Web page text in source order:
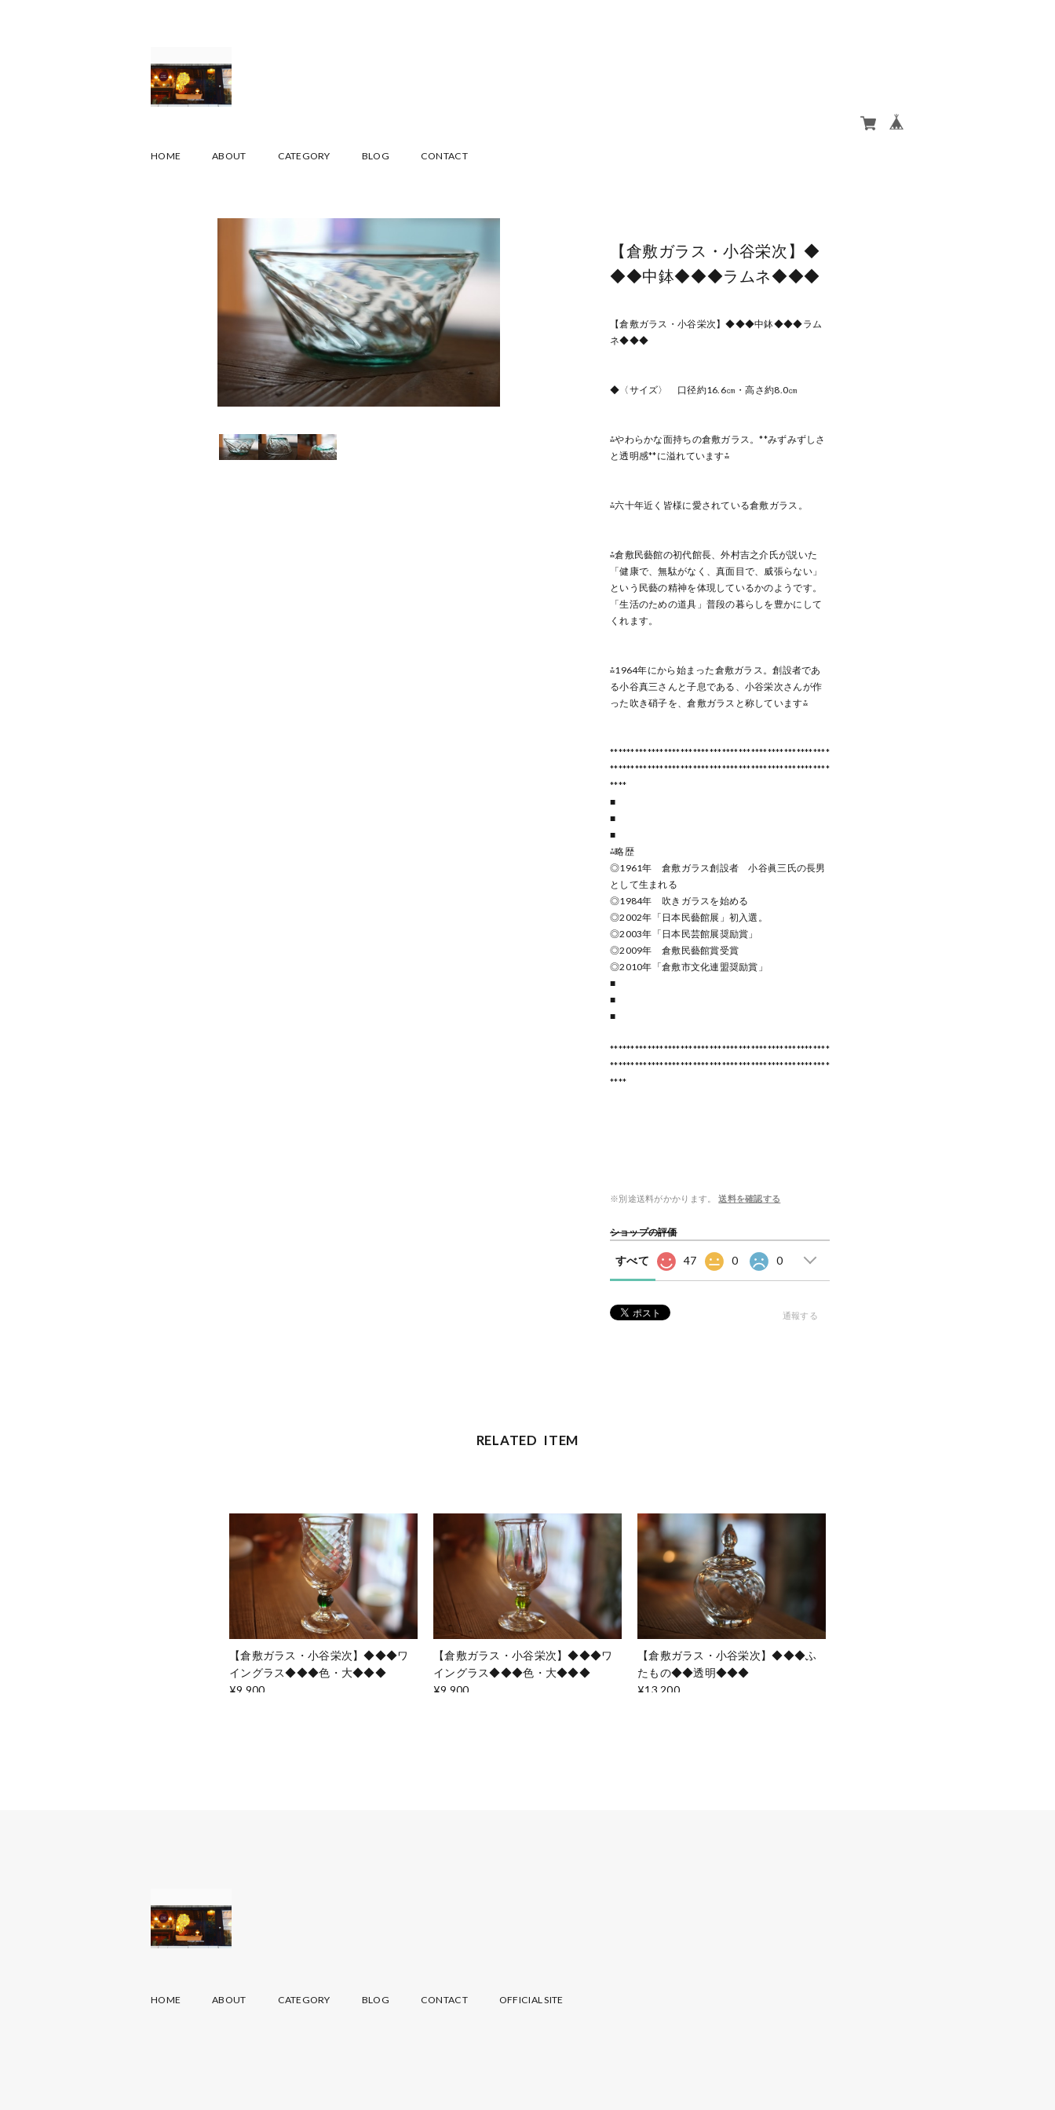
HOME ABOUT CATEGORY BLOG CONTACT
【倉敷ガラス・小谷栄次】◆
◆◆中鉢◆◆◆ラムネ◆◆◆
【倉敷ガラス・小谷栄次】◆◆◆中鉢◆◆◆ラム
ネ◆◆◆
◆〈サイズ〉 口径約16.6㎝・高さ約8.0㎝
⁂やわらかな面持ちの倉敷ガラス。**みずみずしさ
と透明感**に溢れています⁂
⁂六十年近く皆様に愛されている倉敷ガラス。
⁂倉敷民藝館の初代館長、外村吉之介氏が説いた
「健康で、無駄がなく、真面目で、威張らない」
という民藝の精神を体現しているかのようです。
「生活のための道具」普段の暮らしを豊かにして
くれます。
⁂1964年にから始まった倉敷ガラス。創設者であ
る小谷真三さんと子息である、小谷栄次さんが作
った吹き硝子を、倉敷ガラスと称しています⁂
*****************************************************
*****************************************************
****
■
■
■
⁂略歴
◎1961年 倉敷ガラス創設者 小谷眞三氏の長男
として生まれる
◎1984年 吹きガラスを始める
◎2002年「日本民藝館展」初入選。
◎2003年「日本民芸館展奨励賞」
◎2009年 倉敷民藝館賞受賞
◎2010年「倉敷市文化連盟奨励賞」
■
■
■
*****************************************************
*****************************************************
****
※別途送料がかかります。 送料を確認する
ショップの評価
すべて 47 0 0
通報する
RELATED ITEM
【倉敷ガラス・小谷栄次】◆◆◆ワ
イングラス◆◆◆色・大◆◆◆
¥9,900
【倉敷ガラス・小谷栄次】◆◆◆ワ
イングラス◆◆◆色・大◆◆◆
¥9,900
【倉敷ガラス・小谷栄次】◆◆◆ふ
たもの◆◆透明◆◆◆
¥13,200
HOME ABOUT CATEGORY BLOG CONTACT OFFICIAL SITE